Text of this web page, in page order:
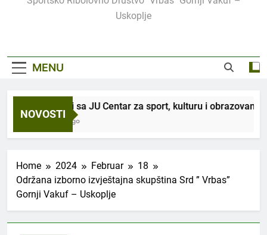
Uskoplje
MENU
NOVOSTI
saradnji sa JU Centar za sport, kulturu i obrazovanje,
Ago
Home 2024 Februar
18
Održana izborno izvještajna skupština Srd ” Vrbas”
Gornji Vakuf – Uskoplje